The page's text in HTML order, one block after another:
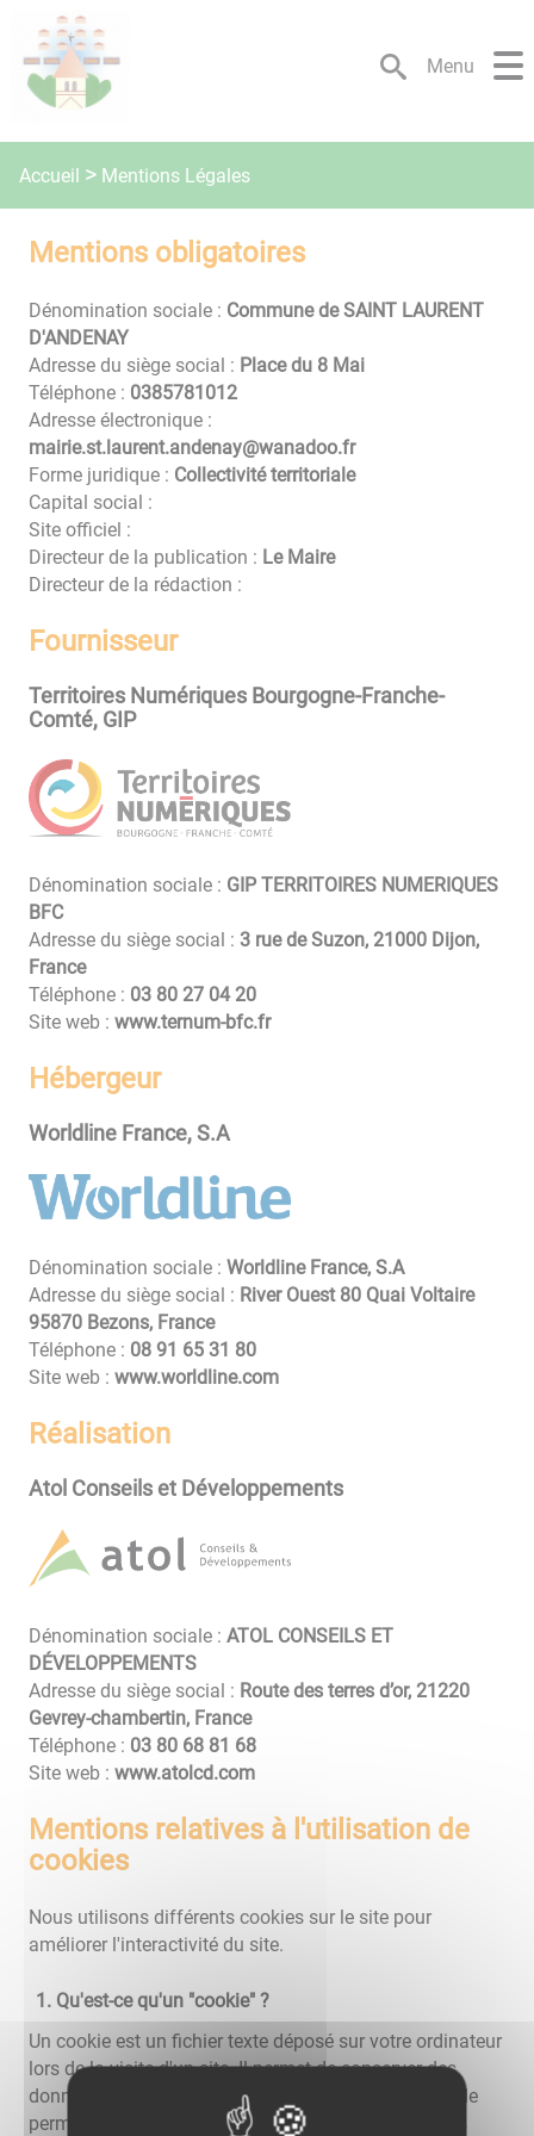
d'accès
rapide
d'accès
rapide
d'accès
rapide
d'accès
rapide
page
Menu
Accueil Mentions Légales
Mentions obligatoires
Dénomination sociale : Commune de SAINT LAURENT
D'ANDENAY
Adresse du siège social : Place du 8 Mai
Téléphone : 2101875830
Adresse électronique :
rf.oodanaw@yanedna.tnerual.ts.eiriam
Forme juridique : Collectivité territoriale
Capital social :
Site officiel :
Directeur de la publication : Le Maire
Directeur de la rédaction :
Fournisseur
Territoires Numériques Bourgogne-Franche-
Comté, GIP
Dénomination sociale : GIP TERRITOIRES NUMERIQUES
BFC
Adresse du siège social : 3 rue de Suzon, 21000 Dijon,
France
Téléphone : 02 40 72 08 30
Site web : www.ternum-bfc.fr
Hébergeur
Worldline France, S.A
Dénomination sociale : Worldline France, S.A
Adresse du siège social : River Ouest 80 Quai Voltaire
95870 Bezons, France
Téléphone : 08 13 56 19 80
Site web : www.worldline.com
Réalisation
Atol Conseils et Développements
Dénomination sociale : ATOL CONSEILS ET
DÉVELOPPEMENTS
Adresse du siège social : Route des terres d’or, 21220
Gevrey-chambertin, France
Téléphone : 86 18 86 08 30
Site web : www.atolcd.com
Mentions relatives à l'utilisation de
cookies
Nous utilisons différents cookies sur le site pour
améliorer l'interactivité du site.
Qu'est-ce qu'un "cookie" ?
Un cookie est un fichier texte déposé sur votre ordinateur
lors de la visite d'un site. Il permet de conserver des
données utilisateur afin de faciliter la navigation et de
permettre certaines fonctionnalités. Vous pouvez les
Panneau de gestion des cookies